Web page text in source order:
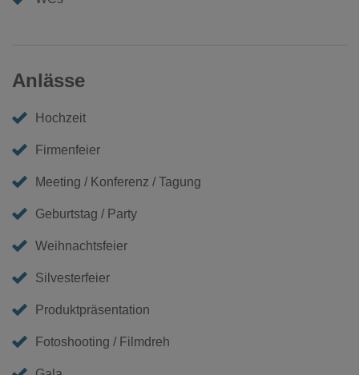
Anlässe
Hochzeit
Firmenfeier
Meeting / Konferenz / Tagung
Geburtstag / Party
Weihnachtsfeier
Silvesterfeier
Produktpräsentation
Fotoshooting / Filmdreh